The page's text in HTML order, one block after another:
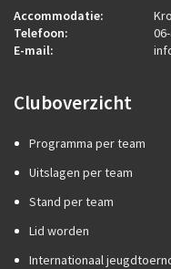
Accommodatie:
Telefoon:
E-mail:
Cluboverzicht
Programma per team
Uitslagen per team
Stand per team
Lid worden
Internationaal